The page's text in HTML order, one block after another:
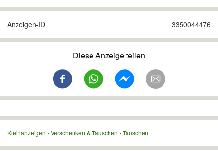
Anzeigen-ID 3350044476
Diese Anzeige teilen
Kleinanzeigen Verschenken & Tauschen Tauschen